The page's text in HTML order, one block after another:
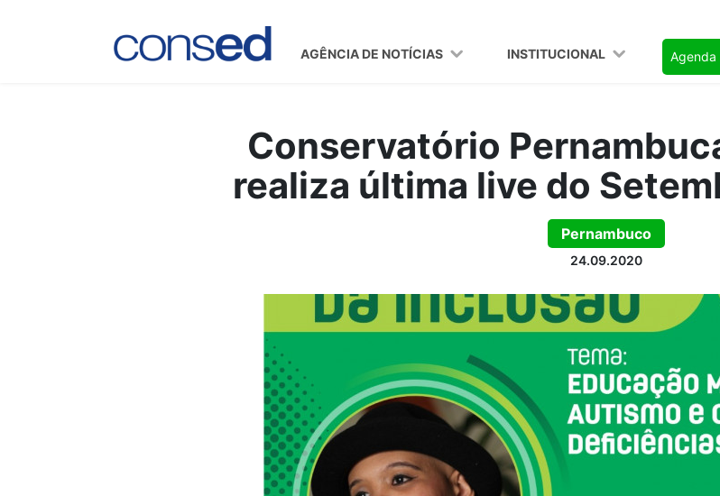
AGÊNCIA DE NOTÍCIAS INSTITUCIONAL Agenda
Conservatório
realiza última live do
Pernambuco
24.09.2020